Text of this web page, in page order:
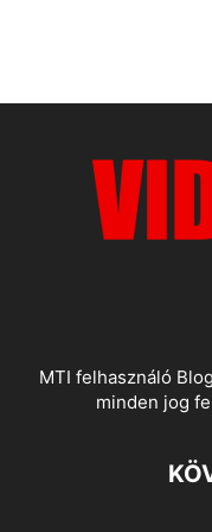
MTI felhasználó
minden jog